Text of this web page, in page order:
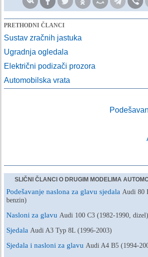
PRETHODNI ČLANCI
Sustav zračnih jastuka
Ugradnja ogledala
Električni podizači prozora
Automobilska vrata
SLIČNI ČLANCI O DRUGIM MODELIMA
Podešavanje naslona za glavu sjedala Audi 80
benzin)
Nasloni za glavu Audi 100 C3 (1982-1990, dizel)
Sjedala Audi A3 Typ 8L (1996-2003)
Sjedala i nasloni za glavu Audi A4 B5 (1994-